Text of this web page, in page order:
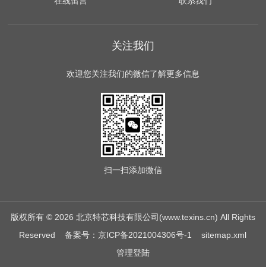
关注我们
欢迎您关注我们的微信了解更多信息
扫一扫添加微信
版权所有 © 2026 北京特芯科技有限公司(www.texins.cn) All Rights
Reserved备案号：京ICP备2021004306号-1
sitemap.xml
管理登陆